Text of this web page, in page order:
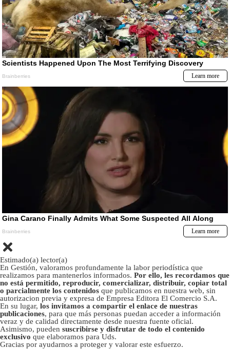
Estimado(a) lector(a)
En Gestión, valoramos profundamente la labor periodística que
realizamos para mantenerlos informados. Por ello, les recordamos que
no está permitido, reproducir, comercializar, distribuir, copiar total
o parcialmente los contenidos que publicamos en nuestra web, sin
autorizacion previa y expresa de Empresa Editora El Comercio S.A.
En su lugar, los invitamos a compartir el enlace de nuestras
publicaciones, para que más personas puedan acceder a información
veraz y de calidad directamente desde nuestra fuente oficial.
Asimismo, pueden suscribirse y disfrutar de todo el contenido
exclusivo que elaboramos para Uds.
Gracias por ayudarnos a proteger y valorar este esfuerzo.